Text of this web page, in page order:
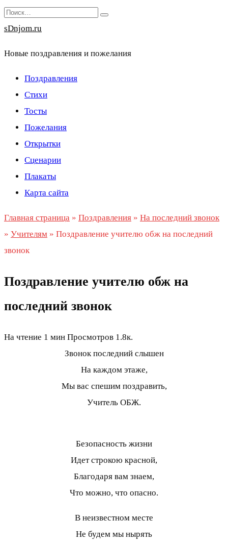
Перейти
к
Search
for:
sDnjom.ru
Новые поздравления и пожелания
Поздравления
Стихи
Тосты
Пожелания
Открытки
Сценарии
Плакаты
Карта сайта
Главная страница » Поздравления » На последний звонок
» Учителям » Поздравление учителю обж на последний
звонок
Поздравление учителю обж на
последний звонок
На чтение 1 мин Просмотров 1.8к.
Звонок последний слышен
На каждом этаже,
Мы вас спешим поздравить,
Учитель ОБЖ.
Безопасность жизни
Идет строкою красной,
Благодаря вам знаем,
Что можно, что опасно.
В неизвестном месте
Не будем мы нырять